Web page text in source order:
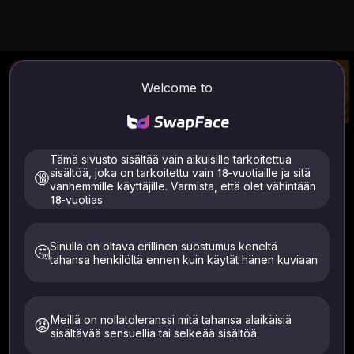
Welcome to
🔞
Tämä sivusto sisältää vain aikuisille tarkoitettua
sisältöä, joka on tarkoitettu vain 18-vuotiaille ja sitä
vanhemmille käyttäjille. Varmista, että olet vähintään
18-vuotias
🤔Sinulla on oltava erillinen suostumus keneltä
tahansa henkilöltä ennen kuin käytät hänen kuviaan
😡Meillä on nollatoleranssi mitä tahansa alaikäisiä
sisältävää sensuellia tai selkeää sisältöä.
Luo video kuvastasi ja
kehotteesta
Kuvan vaihto Useita kasvojen vaihtovideoita
antaneet nimenomaisen suostumuksen. Täytyy olla 18+.
Poistettu 24 tunnin kuluessa.